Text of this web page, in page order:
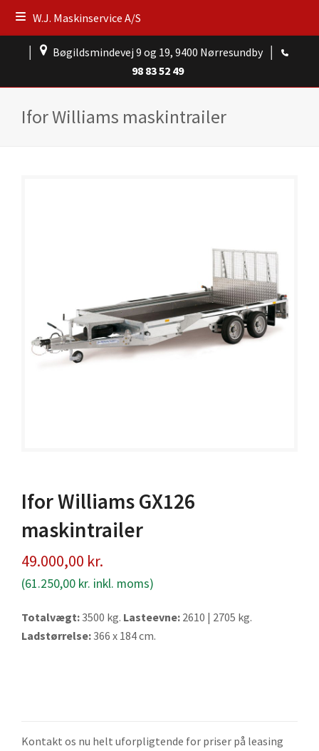
W.J. Maskinservice A/S
Bøgildsmindevej 9 og 19, 9400 Nørresundby
98 83 52 49
Ifor Williams maskintrailer
Ifor Williams GX126
maskintrailer
49.000,00 kr.
(61.250,00 kr. inkl. moms)
Totalvægt:3500 kg. Lasteevne: 2610 | 2705 kg.
Ladstørrelse:366 x 184 cm.
Kontakt os nu helt uforpligtende for priser på leasing